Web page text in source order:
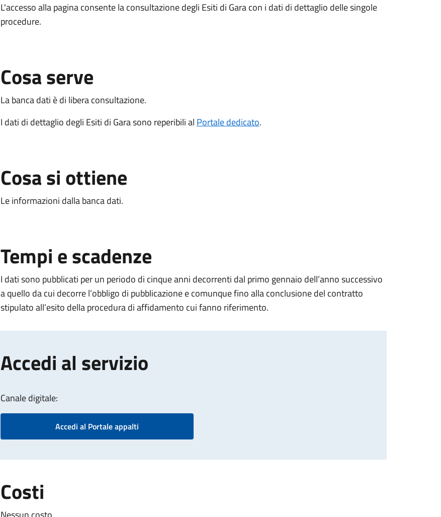
L'accesso alla pagina consente la consultazione degli Esiti di Gara con i dati di dettaglio delle singole
procedure.
Cosa serve
La banca dati è di libera consultazione.
I dati di dettaglio degli Esiti di Gara sono reperibili al Portale dedicato.
Cosa si ottiene
Le informazioni dalla banca dati.
Tempi e scadenze
I dati sono pubblicati per un periodo di cinque anni decorrenti dal primo gennaio dell’anno successivo
a quello da cui decorre l’obbligo di pubblicazione e comunque fino alla conclusione del contratto
stipulato all’esito della procedura di affidamento cui fanno riferimento.
Accedi al servizio
Canale digitale:
Accedi al Portale appalti
Costi